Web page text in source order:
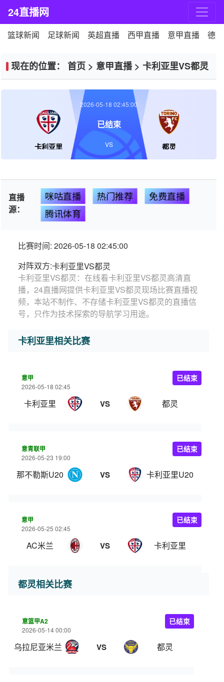
24直播网
篮球新闻 足球新闻 英超直播 西甲直播 意甲直播 德
现在的位置： 首页 > 意甲直播> 卡利亚里VS都灵
卡利亚里 都灵
2026-05-18 02:45:00
已结束
VS
直播
源：
咪咕直播 热门推荐
免费直播
腾讯体育
比赛时间: 2026-05-18 02:45:00
对阵双方:卡利亚里VS都灵
卡利亚里VS都灵：在线看卡利亚里VS都灵高清直
播，24直播网提供卡利亚里VS都灵现场比赛直播视
频，本站不制作、不存储卡利亚里VS都灵的直播信
号，只作为技术探索的导航学习用途。
卡利亚里相关比赛
意甲
2026-05-18 02:45
卡利亚里 VS 都灵
已结束
意青联甲
2026-05-23 19:00
那不勒斯U20 VS 卡利亚里U20
已结束
意甲
2026-05-25 02:45
AC米兰 VS 卡利亚里
已结束
都灵相关比赛
意篮甲A2
2026-05-14 00:00
乌拉尼亚米兰 VS 都灵
已结束